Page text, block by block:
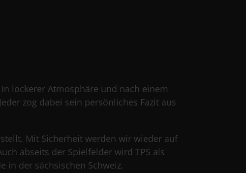
lockerer Atmosphäre und nach einem
zog dabei sein persönliches Fazit aus
Mit Sicherheit werden wir wieder auf
abseits der Spielfelder wird TPS als
in der sächsischen Schweiz.